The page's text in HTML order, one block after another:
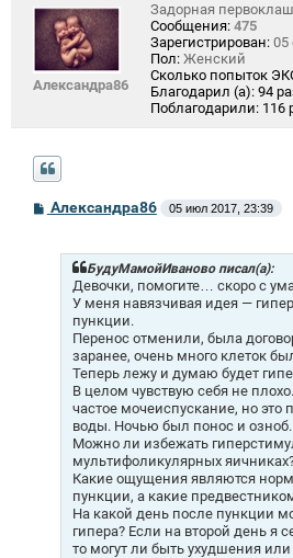
Александра86
Задорная
Сообщения: 475
Зарегистрирован: 05
Пол: Женский
Сколько попыток
Благодарил (а): 94
Поблагодарили: 116
С
Александра86 05 июл 2017, 23:39
БудуМамойИваново писал(а):
Девочки, помогите… скоро с
У меня навязчивая идея —
пункции.
Перенос отменили, была
заранее, очень много клеток
Теперь лежу и думаю будет
В целом чувствую себя не
частое мочеиспускание, но это
воды. Ночью был понос и
Можно ли избежать
мультифоликулярных
Какие ощущения являются
пункции, а какие
На какой день после пункции
гипера? Если на второй день я
то могут ли быть ухудшения